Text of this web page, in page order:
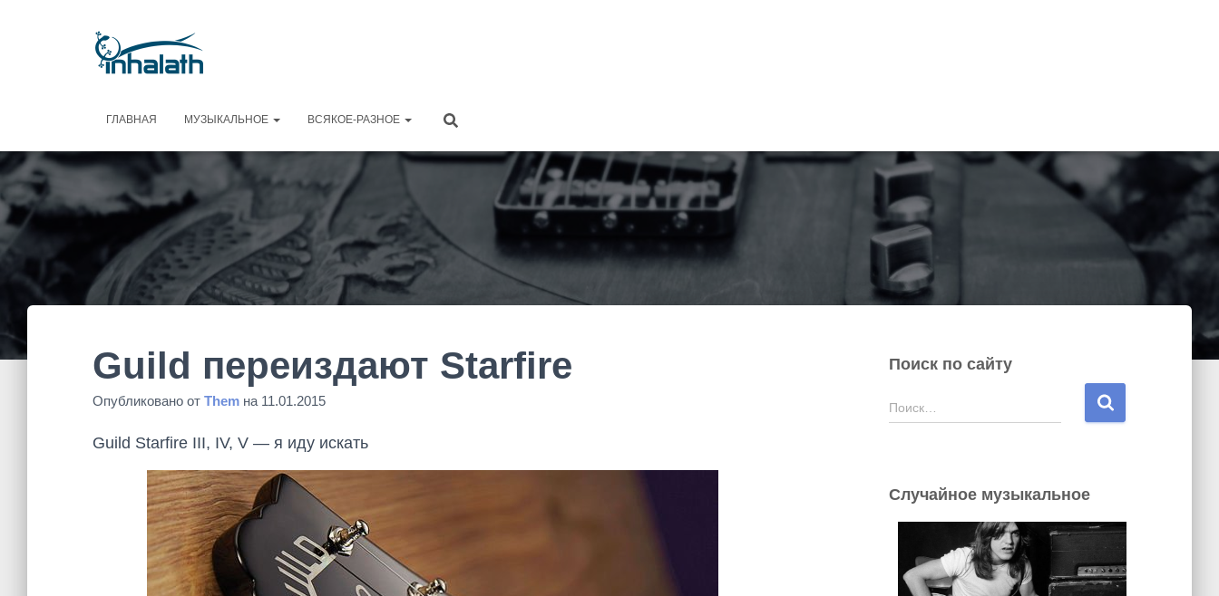
ГЛАВНАЯ МУЗЫКАЛЬНОЕ ВСЯКОЕ-РАЗНОЕ
Guild переиздают Starfire
Опубликовано от Them на 11.01.2015
Guild Starfire III, IV, V — я иду искать
Поиск по сайту
Н
а
:
Поиск…
Случайное музыкальное